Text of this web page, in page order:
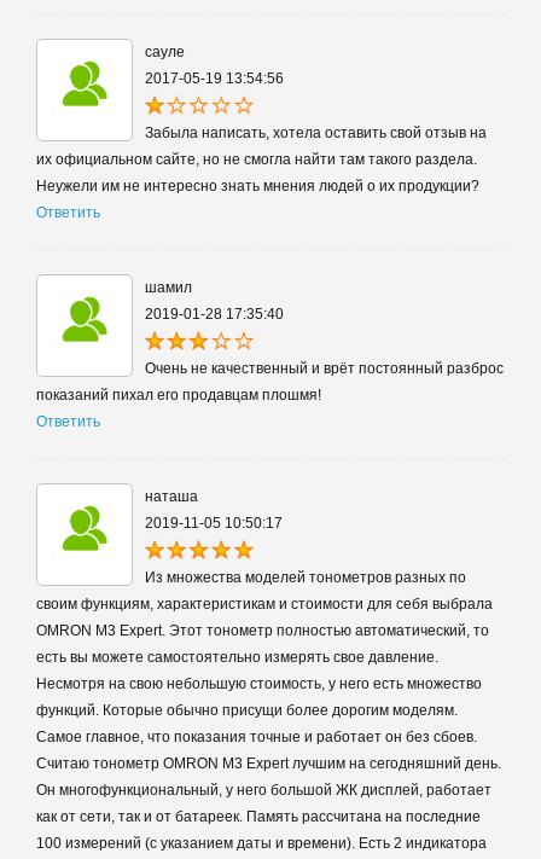
сауле
2017-05-19 13:54:56
Забыла написать, хотела оставить свой отзыв на
их официальном сайте, но не смогла найти там такого раздела.
Неужели им не интересно знать мнения людей о их продукции?
Ответить
шамил
2019-01-28 17:35:40
Очень не качественный и врёт постоянный разброс
показаний пихал его продавцам плошмя!
Ответить
наташа
2019-11-05 10:50:17
Из множества моделей тонометров разных по
своим функциям, характеристикам и стоимости для себя выбрала
OMRON M3 Expert. Этот тонометр полностью автоматический, то
есть вы можете самостоятельно измерять свое давление.
Несмотря на свою небольшую стоимость, у него есть множество
функций. Которые обычно присущи более дорогим моделям.
Самое главное, что показания точные и работает он без сбоев.
Считаю тонометр OMRON M3 Expert лучшим на сегодняшний день.
Он многофункциональный, у него большой ЖК дисплей, работает
как от сети, так и от батареек. Память рассчитана на последние
100 измерений (с указанием даты и времени). Есть 2 индикатора